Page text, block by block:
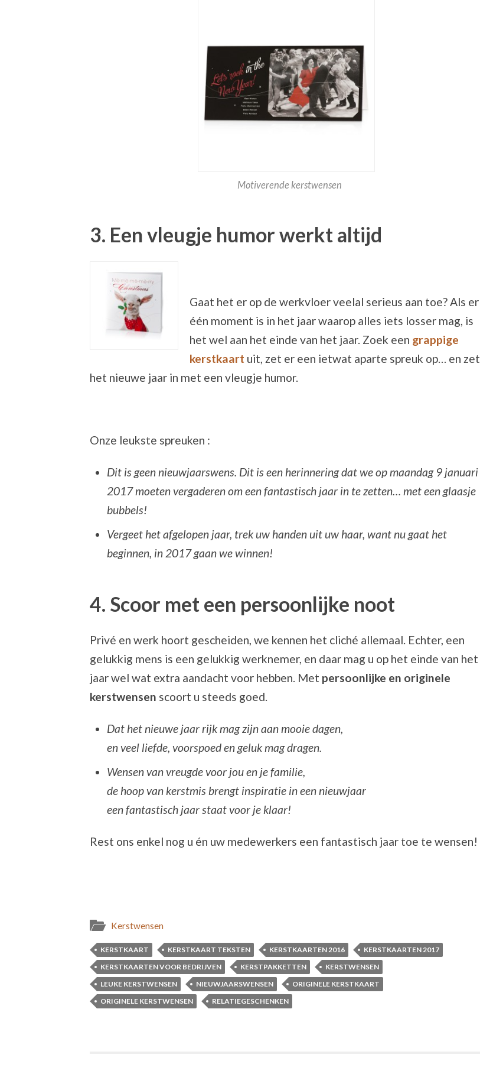
Motiverende kerstwensen
3. Een vleugje humor werkt altijd
Gaat het er op de werkvloer veelal serieus aan toe? Als er
één moment is in het jaar waarop alles iets losser mag, is
het wel aan het einde van het jaar. Zoek een grappige
kerstkaart uit, zet er een ietwat aparte spreuk op… en zet
het nieuwe jaar in met een vleugje humor.
Onze leukste spreuken :
Dit is geen nieuwjaarswens. Dit is een herinnering dat we op maandag 9 januari
2017 moeten vergaderen om een fantastisch jaar in te zetten… met een glaasje
bubbels!
Vergeet het afgelopen jaar, trek uw handen uit uw haar, want nu gaat het
beginnen, in 2017 gaan we winnen!
4. Scoor met een persoonlijke noot
Privé en werk hoort gescheiden, we kennen het cliché allemaal. Echter, een
gelukkig mens is een gelukkig werknemer, en daar mag u op het einde van het
jaar wel wat extra aandacht voor hebben. Met persoonlijke en originele
kerstwensen scoort u steeds goed.
Dat het nieuwe jaar rijk mag zijn aan mooie dagen,
en veel liefde, voorspoed en geluk mag dragen.
Wensen van vreugde voor jou en je familie,
de hoop van kerstmis brengt inspiratie in een nieuwjaar
een fantastisch jaar staat voor je klaar!
Rest ons enkel nog u én uw medewerkers een fantastisch jaar toe te wensen!
Kerstwensen
KERSTKAART KERSTKAART TEKSTEN KERSTKAARTEN 2016
KERSTKAARTEN 2017
KERSTKAARTEN VOOR BEDRIJVEN
KERSTPAKKETTEN
KERSTWENSEN
LEUKE KERSTWENSEN
NIEUWJAARSWENSEN
ORIGINELE KERSTKAART
ORIGINELE KERSTWENSEN
RELATIEGESCHENKEN